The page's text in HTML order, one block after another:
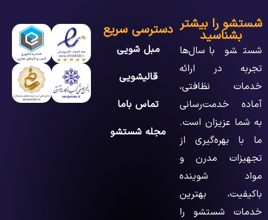
شستشو را بیشتر
بشناسید
شستشو با سال‌ها
تجربه در ارائه
خدمات نظافتی،
آماده خدمت‌رسانی
به شما عزیزان است.
ما با بهره‌گیری از
تجهیزات مدرن و
مواد شوینده
باکیفیت، بهترین
خدمات شستشو را
دسترسی سریع
مبل شویی
قالیشویی
تماس باما
مجله شستشو